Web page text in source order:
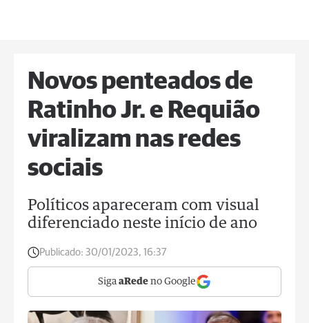
Novos penteados de
Ratinho Jr. e Requião
viralizam nas redes
sociais
Políticos apareceram com visual
diferenciado neste início de ano
Publicado: 30/01/2023, 16:37
Siga aRede no Google